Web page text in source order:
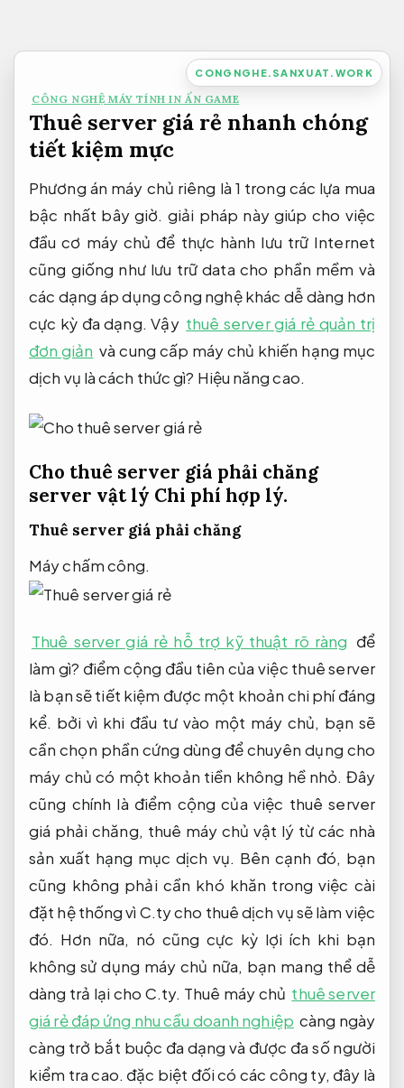
dung
CONGNGHE.SANXUAT.WORK
CÔNG NGHỆ MÁY TÍNH IN ẤN GAME
Thuê server giá rẻ nhanh chóng
tiết kiệm mực
Phương án máy chủ riêng là 1 trong các lựa mua
bậc nhất bây giờ. giải pháp này giúp cho việc
đầu cơ máy chủ để thực hành lưu trữ Internet
cũng giống như lưu trữ data cho phần mềm và
các dạng áp dụng công nghệ khác dễ dàng hơn
cực kỳ đa dạng. Vậy thuê server giá rẻ quản trị
đơn giản và cung cấp máy chủ khiến hạng mục
dịch vụ là cách thức gì? Hiệu năng cao.
Cho thuê server giá phải chăng
server vật lý Chi phí hợp lý.
Thuê server giá phải chăng
Máy chấm công.
Thuê server giá rẻ hỗ trợ kỹ thuật rõ ràng để
làm gì? điểm cộng đầu tiên của việc thuê server
là bạn sẽ tiết kiệm được một khoản chi phí đáng
kể. bởi vì khi đầu tư vào một máy chủ, bạn sẽ
cần chọn phần cứng dùng để chuyên dụng cho
máy chủ có một khoản tiền không hề nhỏ. Đây
cũng chính là điểm cộng của việc thuê server
giá phải chăng, thuê máy chủ vật lý từ các nhà
sản xuất hạng mục dịch vụ. Bên cạnh đó, bạn
cũng không phải cần khó khăn trong việc cài
đặt hệ thống vì C.ty cho thuê dịch vụ sẽ làm việc
đó. Hơn nữa, nó cũng cực kỳ lợi ích khi bạn
không sử dụng máy chủ nữa, bạn mang thể dễ
dàng trả lại cho C.ty. Thuê máy chủ thuê server
giá rẻ đáp ứng nhu cầu doanh nghiệp càng ngày
càng trở bắt buộc đa dạng và được đa số người
kiểm tra cao. đặc biệt đối có các công ty, đây là